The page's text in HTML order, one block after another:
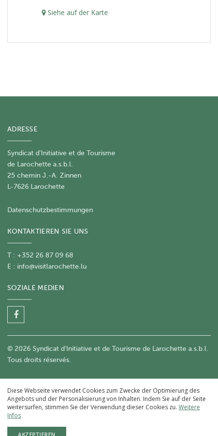
Siehe auf der Karte
ADRESSE
Syndicat d'Initiative et de Tourisme
de Larochette a.s.b.l.
25 chemin J.-A. Zinnen
L-7626 Larochette
Datenschutzbestimmungen
KONTAKTIEREN SIE UNS
T : +352 26 87 09 68
E : info@visitlarochette.lu
SOZIALE MEDIEN
© 2026 Syndicat d'Initiative et de Tourisme de Larochette a.s.b.l.
Tous droits réservés.
Diese Webseite verwendet Cookies zum Zwecke der Optimierung des
Angebots und der Personalisierung von Inhalten. Indem Sie auf der Seite
weitersurfen, stimmen Sie der Verwendung dieser Cookies zu. Weitere
Infos
AKZEPTIEREN